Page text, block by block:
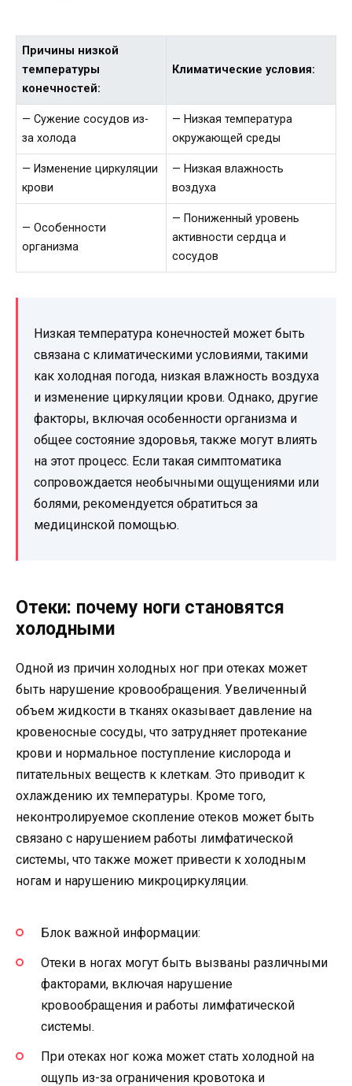
Причины низкой
температуры
конечностей:
Климатические условия:
— Сужение сосудов из-
за холода
— Низкая температура
окружающей среды
— Изменение циркуляции
крови
— Низкая влажность
воздуха
— Особенности
организма
— Пониженный уровень
активности сердца и
сосудов
Низкая температура конечностей может быть
связана с климатическими условиями, такими
как холодная погода, низкая влажность воздуха
и изменение циркуляции крови. Однако, другие
факторы, включая особенности организма и
общее состояние здоровья, также могут влиять
на этот процесс. Если такая симптоматика
сопровождается необычными ощущениями или
болями, рекомендуется обратиться за
медицинской помощью.
Отеки: почему ноги становятся
холодными
Одной из причин холодных ног при отеках может
быть нарушение кровообращения. Увеличенный
объем жидкости в тканях оказывает давление на
кровеносные сосуды, что затрудняет протекание
крови и нормальное поступление кислорода и
питательных веществ к клеткам. Это приводит к
охлаждению их температуры. Кроме того,
неконтролируемое скопление отеков может быть
связано с нарушением работы лимфатической
системы, что также может привести к холодным
ногам и нарушению микроциркуляции.
Блок важной информации:
Отеки в ногах могут быть вызваны различными
факторами, включая нарушение
кровообращения и работы лимфатической
системы.
При отеках ног кожа может стать холодной на
ощупь из-за ограничения кровотока и